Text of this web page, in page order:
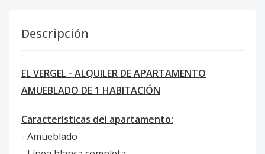
Descripción
EL VERGEL - ALQUILER DE APARTAMENTO
AMUEBLADO DE 1 HABITACIÓN
Características del apartamento:
- Amueblado